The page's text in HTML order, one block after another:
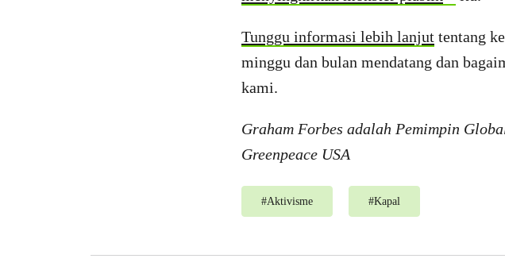
Tunggu informasi lebih lanjut tentang
minggu dan bulan mendatang dan
kami.
Graham Forbes adalah Pemimpin
Greenpeace USA
#Aktivisme #Kapal